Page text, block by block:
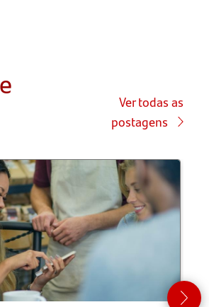
Ver todas as
postagens